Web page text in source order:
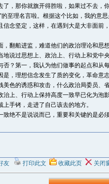
，那你就旗开得胜啦，如果过不去，
至理名言啦。根据这个比如，我的意
念坚定，这样，在遇到大是大非面前
翻船进监，难道他们的政治理论和思
说过思想上、政治上、行动上和党中
？第一，我认为他们做事的起点和从
，理想信念发生了质的变化，革命意
色的诱惑和攻击，什么政治局委员、
上、行动上保持高度一致早已化为泡
手铐，走进了自己该去的地方。
绝不是说说而已，重要和关键的是必
友 打印此文 收藏此页 关闭